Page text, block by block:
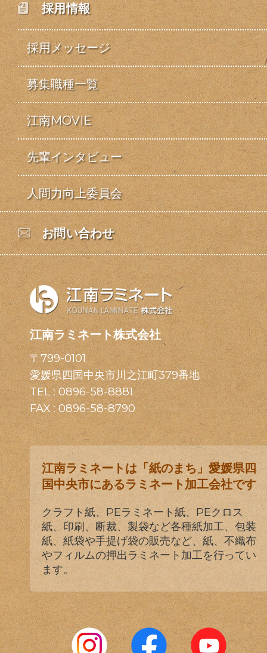
採用情報
採用メッセージ
募集職種一覧
江南MOVIE
先輩インタビュー
人間力向上委員会
お問い合わせ
江南ラミネート株式会社
〒799-0101
愛媛県四国中央市川之江町379番地
TEL :0896-58-8881
FAX : 0896-58-8790
江南ラミネートは「紙のまち」愛媛県四
国中央市にあるラミネート加工会社です
クラフト紙、PEラミネート紙、PEクロス
紙、印刷、断裁、製袋など各種紙加工、包装
紙、紙袋や手提げ袋の販売など、紙、不織布
やフィルムの押出ラミネート加工を行ってい
ます。